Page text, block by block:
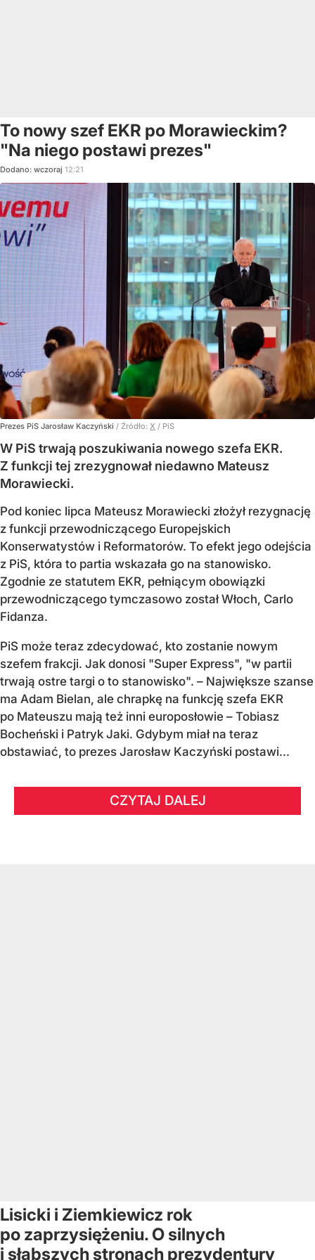
To nowy szef EKR po Morawieckim?
"Na niego postawi prezes"
Dodano: wczoraj 12:21
Prezes PiS Jarosław Kaczyński / Źródło: X / PiS
W PiS trwają poszukiwania nowego szefa EKR.
Z funkcji tej zrezygnował niedawno Mateusz
Morawiecki.
Pod koniec lipca Mateusz Morawiecki złożył rezygnację
z funkcji przewodniczącego Europejskich
Konserwatystów i Reformatorów. To efekt jego odejścia
z PiS, która to partia wskazała go na stanowisko.
Zgodnie ze statutem EKR, pełniącym obowiązki
przewodniczącego tymczasowo został Włoch, Carlo
Fidanza.
PiS może teraz zdecydować, kto zostanie nowym
szefem frakcji. Jak donosi "Super Express", "w partii
trwają ostre targi o to stanowisko". – Największe szanse
ma Adam Bielan, ale chrapkę na funkcję szefa EKR
po Mateuszu mają też inni europosłowie – Tobiasz
Bocheński i Patryk Jaki. Gdybym miał na teraz
obstawiać, to prezes Jarosław Kaczyński postawi...
CZYTAJ DALEJ
Lisicki i Ziemkiewicz rok
po zaprzysiężeniu. O silnych
i słabszych stronach prezydentury